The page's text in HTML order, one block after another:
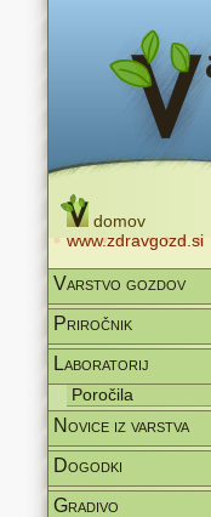
domov
www.zdravgozd.si
Varstvo gozdov
Priročnik
Laboratorij
Poročila
Novice iz varstva
Dogodki
Gradivo